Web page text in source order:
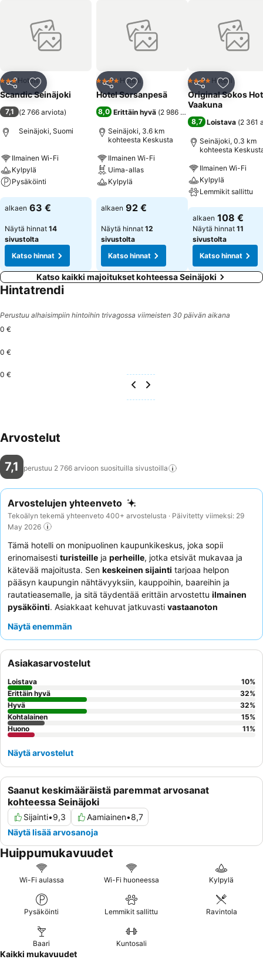
tarjoaa mahdollisuuden lämpimiin löylyihin. Jos nautit luonnosta ja
kuntoilusta, henkilökuntamme suosittelee mieluusti tehtävää ja
nähtävää hotellivieraille. Monipuolisissa ja moderneissa
ja juhlat. Kaikissa hotellin tiloissa on maksuton langaton
internetyhteys.
Jaa Lisää suosikkeihin
3 Tähtiluokitus
Hotelli
Scandic Seinäjoki
7,1 (2 766 arviota)
Seinäjoki, Suomi
Ilmainen Wi-Fi
Kylpylä
Pysäköinti
Katso hinnat
alkaen 63 €
Näytä hinnat 14
sivustolta
Katso hinnat
Jaa Lisää suosikkeihin
4 Tähtiluokitus
Hotelli
Hotel Sorsanpesä
8,0 Erittäin hyvä (2 986 arviota
Seinäjoki, 3.6 km
kohteesta Keskusta
Ilmainen Wi-Fi
Uima-allas
Kylpylä
Katso hinnat
alkaen 92 €
Näytä hinnat 12
sivustolta
Katso hinnat
Jaa Lisää
4 Tähtiluokitus
Hotelli
Original Sokos
Vaakuna
8,7 Loistava (2 361
Seinäjoki, 0.3 km
kohteesta
Ilmainen Wi-Fi
Kylpylä
Lemmikit sallittu
Katso hinnat
alkaen 108 €
Näytä hinnat 11
sivustolta
Katso hinnat
Katso kaikki majoitukset kohteessa Seinäjoki
Hintatrendi
Perustuu alhaisimpiin hintoihin trivagossa viimeisten 30 päivän aikana
0 €
0 €
0 €
Arvostelut
7,1 perustuu 2 766 arvioon suosituilla sivustoilla
Arvostelujen yhteenveto
Tekoälyn tekemä yhteenveto 400+ arvostelusta · Päivitetty viimeksi: 29
May 2026
Tämä hotelli on monipuolinen kaupunkikeskus, joka sopii
erinomaisesti turisteille ja perheille, jotka etsivät mukavaa ja
kätevää majoitusta. Sen keskeinen sijainti tarjoaa helpon
pääsyn kaupungin nähtävyyksiin, kauppoihin, baareihin ja
rautatieasemalle, ja sitä täydentää erittäin arvostettu ilmainen
pysäköinti. Asiakkaat kehuvat jatkuvasti vastaanoton
jaaamiaispöytäon erottuva ominaisuus, joka tarjoaa
gluteenittomat ja vegaaniset vaihtoehdot. Rauhallisempaa
kokemusta etsivien asiakkaiden tulisi pyytää huonetta vasta
remontoidusta siivestä tai puutarhaan päin olevasta huoneesta.
Näytä enemmän
Saanut keskimääräistä paremmat arvosanat
kohteessa Seinäjoki
Sijainti•9,3 Aamiainen•8,7
Näytä lisää arvosanoja
Asiakasarvostelut
Loistava 10%
Erittäin hyvä
32%
Hyvä
32%
Kohtalainen
15%
Huono
11%
Näytä arvostelut
Huippumukavuudet
Wi-Fi aulassa Wi-Fi huoneessa Kylpylä
Pysäköinti Lemmikit sallittu Ravintola
Baari Kuntosali
Kaikki mukavuudet